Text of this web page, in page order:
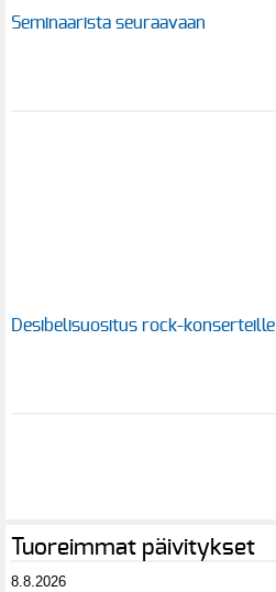
Seminaarista seuraavaan
Desibelisuositus rock-konserteille
Tuoreimmat päivitykset
8.8.2026